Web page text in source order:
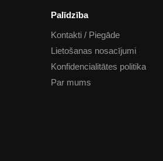
Palīdzība
Kontakti / Piegāde
Lietošanas nosacījumi
Konfidencialitātes politika
Par mums